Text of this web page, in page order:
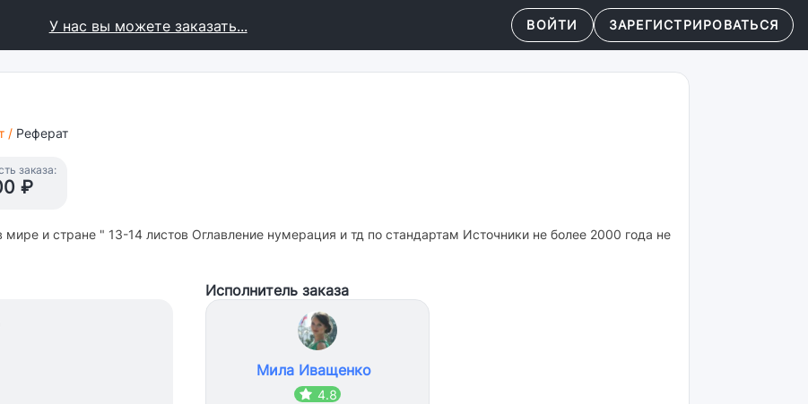
У нас вы можете заказать... ВОЙТИ ЗАРЕГИСТРИРОВАТЬСЯ
/ Реферат
заказа:
₽
и стране " 13-14 листов Оглавление нумерация и тд по стандартам Источники не более 2000 года не
Исполнитель заказа
Мила Иващенко
4.8